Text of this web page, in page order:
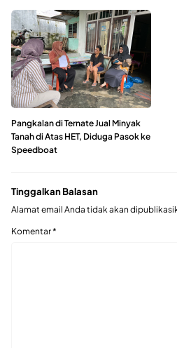
Pangkalan di Ternate Jual Minyak
Tanah di Atas HET, Diduga Pasok ke
Speedboat
Tinggalkan Balasan
Alamat email Anda tidak akan
Komentar*